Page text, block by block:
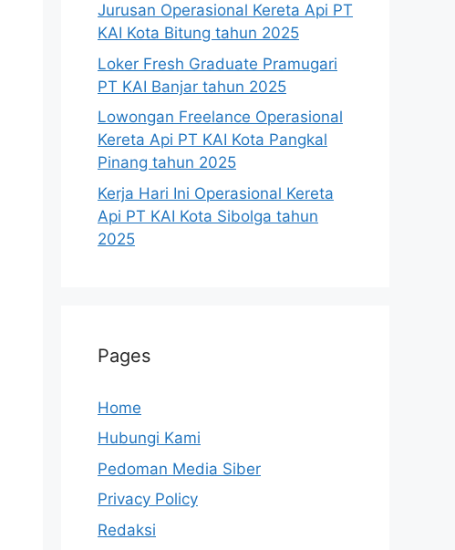
Jurusan Operasional Kereta Api PT
KAI Kota Bitung tahun 2025
Loker Fresh Graduate Pramugari
PT KAI Banjar tahun 2025
Lowongan Freelance Operasional
Kereta Api PT KAI Kota Pangkal
Pinang tahun 2025
Kerja Hari Ini Operasional Kereta
Api PT KAI Kota Sibolga tahun
2025
Pages
Home
Hubungi Kami
Pedoman Media Siber
Privacy Policy
Redaksi